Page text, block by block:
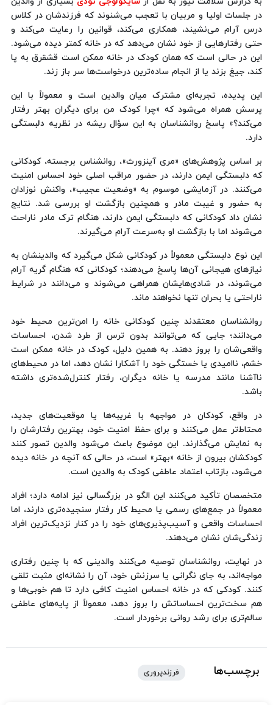
در جلسات اولیا و مربیان با تعجب می‌شنوند که فرزندشان در کلاس
درس آرام می‌نشیند، همکاری می‌کند، قوانین را رعایت می‌کند و
حتی رفتارهایی از خود نشان می‌دهد که در خانه کمتر دیده می‌شود.
این در حالی است که همان کودک در خانه ممکن است قشقرق به پا
کند، جیغ بزند یا از انجام ساده‌ترین درخواست‌ها سر باز زند.
این پدیده، تجربه‌ای مشترک میان والدین است و معمولاً با این
پرسش همراه می‌شود که «چرا کودک من برای دیگران بهتر رفتار
می‌کند؟» پاسخ روانشناسان به این سؤال ریشه در نظریه دلبستگی
دارد.
بر اساس پژوهش‌های «مری آینزورث»، روانشناس برجسته، کودکانی
که دلبستگی ایمن دارند، در حضور مراقب اصلی خود احساس امنیت
می‌کنند. در آزمایشی موسوم به «وضعیت عجیب»، واکنش نوزادان
به حضور و غیبت مادر و همچنین بازگشت او بررسی شد. نتایج
نشان داد کودکانی که دلبستگی ایمن دارند، هنگام ترک مادر ناراحت
می‌شوند اما با بازگشت او به‌سرعت آرام می‌گیرند.
این نوع دلبستگی معمولاً در کودکانی شکل می‌گیرد که والدینشان به
نیازهای هیجانی آن‌ها پاسخ می‌دهند؛ کودکانی که هنگام گریه آرام
می‌شوند، در شادی‌هایشان همراهی می‌شوند و می‌دانند در شرایط
ناراحتی یا بحران تنها نخواهند ماند.
روانشناسان معتقدند چنین کودکانی خانه را امن‌ترین محیط خود
می‌دانند؛ جایی که می‌توانند بدون ترس از طرد شدن، احساسات
واقعی‌شان را بروز دهند. به همین دلیل، کودک در خانه ممکن است
خشم، ناامیدی یا خستگی خود را آشکارا نشان دهد، اما در محیط‌های
ناآشنا مانند مدرسه یا خانه دیگران، رفتار کنترل‌شده‌تری داشته
باشد.
در واقع، کودکان در مواجهه با غریبه‌ها یا موقعیت‌های جدید،
محتاط‌تر عمل می‌کنند و برای حفظ امنیت خود، بهترین رفتارشان را
به نمایش می‌گذارند. این موضوع باعث می‌شود والدین تصور کنند
کودکشان بیرون از خانه «بهتر» است، در حالی که آنچه در خانه دیده
می‌شود، بازتاب اعتماد عاطفی کودک به والدین است.
متخصصان تأکید می‌کنند این الگو در بزرگسالی نیز ادامه دارد؛ افراد
معمولاً در جمع‌های رسمی یا محیط کار رفتار سنجیده‌تری دارند، اما
احساسات واقعی و آسیب‌پذیری‌های خود را در کنار نزدیک‌ترین افراد
زندگی‌شان نشان می‌دهند.
در نهایت، روانشناسان توصیه می‌کنند والدینی که با چنین رفتاری
مواجه‌اند، به جای نگرانی یا سرزنش خود، آن را نشانه‌ای مثبت تلقی
کنند. کودکی که در خانه احساس امنیت کافی دارد تا هم خوبی‌ها و
هم سخت‌ترین احساساتش را بروز دهد، معمولاً از پایه‌های عاطفی
سالم‌تری برای رشد روانی برخوردار است.
برچسب‌ها فرزندپروری